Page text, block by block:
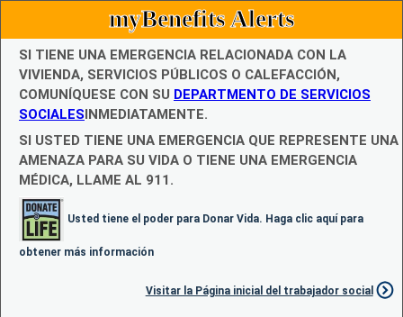
myBenefits Alerts
SI TIENE UNA EMERGENCIA RELACIONADA CON LA
VIVIENDA, SERVICIOS PÚBLICOS O CALEFACCIÓN,
COMUNÍQUESE CON SU DEPARTMENTO DE SERVICIOS
SOCIALESINMEDIATAMENTE.
SI USTED TIENE UNA EMERGENCIA QUE REPRESENTE UNA
AMENAZA PARA SU VIDA O TIENE UNA EMERGENCIA
MÉDICA, LLAME AL 911.
Usted tiene el poder para Donar Vida. Haga clic aquí para
obtener más información
Visitar la Página inicial del trabajador social